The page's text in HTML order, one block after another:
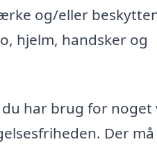
og/eller
hjelm, handsker og
har brug for noget
Der